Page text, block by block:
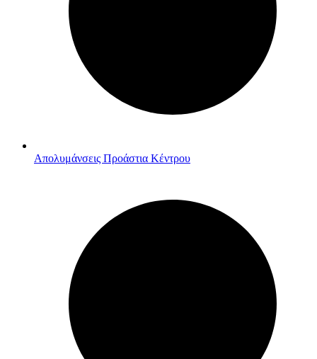
Απολυμάνσεις Προάστια Κέντρου